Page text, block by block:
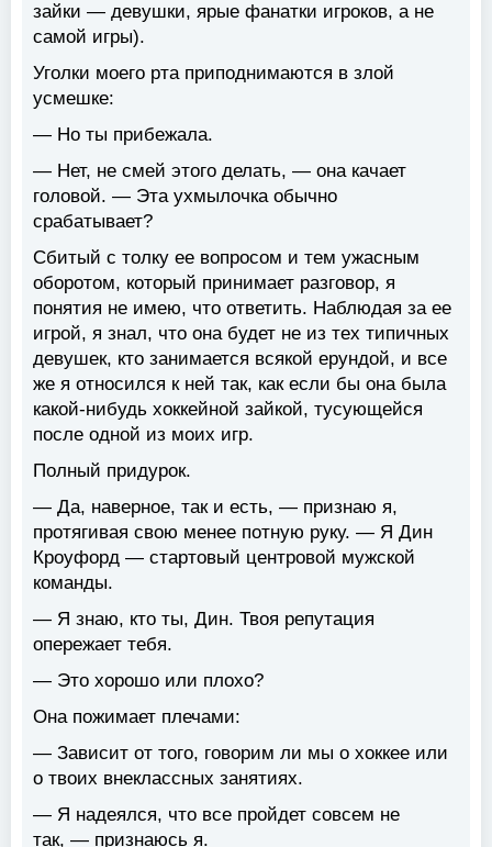
зайки — девушки, ярые фанатки игроков, а не
самой игры).
Уголки моего рта приподнимаются в злой
усмешке:
— Но ты прибежала.
— Нет, не смей этого делать, — она качает
головой. — Эта ухмылочка обычно
срабатывает?
Сбитый с толку ее вопросом и тем ужасным
оборотом, который принимает разговор, я
понятия не имею, что ответить. Наблюдая за ее
игрой, я знал, что она будет не из тех типичных
девушек, кто занимается всякой ерундой, и все
же я относился к ней так, как если бы она была
какой-нибудь хоккейной зайкой, тусующейся
после одной из моих игр.
Полный придурок.
— Да, наверное, так и есть, — признаю я,
протягивая свою менее потную руку. — Я Дин
Кроуфорд — стартовый центровой мужской
команды.
— Я знаю, кто ты, Дин. Твоя репутация
опережает тебя.
— Это хорошо или плохо?
Она пожимает плечами:
— Зависит от того, говорим ли мы о хоккее или
о твоих внеклассных занятиях.
— Я надеялся, что все пройдет совсем не
так, — признаюсь я.